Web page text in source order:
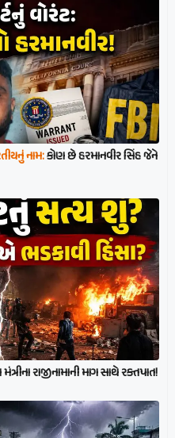
નામ:કોણ છે હરમાનવીર સિંહ જેને
રાજીનામાની માગ સાથે રક્તપાત!